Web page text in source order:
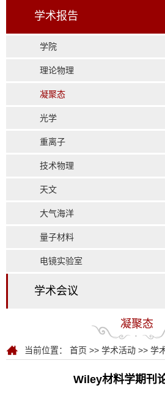
学术报告
学院
理论物理
凝聚态
光学
重离子
技术物理
天文
大气海洋
量子材料
电镜实验室
学术会议
凝聚态
当前位置： 首页 >> 学术活动 >> 学
Wiley材料学期刊